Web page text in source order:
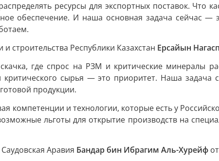
ресурсы для экспортных поставок. Что
обеспечение. И наша основная задача сейчас —
строительства Республики Казахстан Ерсайын
где спрос на РЗМ и критические минералы
критического сырья — это приоритет. Наша задача
продукции.
и технологии, которые есть у
льготы для открытие производств на
Аравия Бандар бин Ибрагим Аль-Хурейф